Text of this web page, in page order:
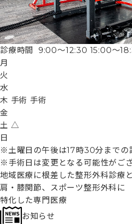
診療時間 9:00〜12:30 15:00〜
月
火
水
木 手術 手術
金
土 △
日
※土曜日の午後は17時30分までの
※手術日は変更となる可能性がご
地域医療に根差した整形外科診療 と
肩・膝関節、スポーツ整形外科に
特化した専門医療
お知らせ